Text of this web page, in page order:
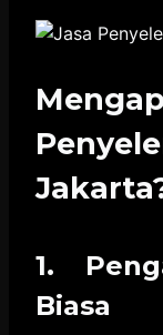
1.
Biasa